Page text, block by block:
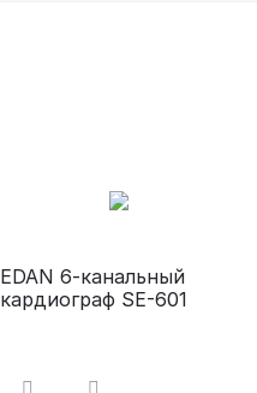
EDAN 6-канальный
кардиограф SE-601